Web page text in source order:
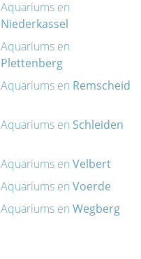
Aquariums en
Niederkassel
Aquariums en
Plettenberg
Aquariums en Remscheid
Aquariums en Schleiden
Aquariums en Velbert
Aquariums en Voerde
Aquariums en Wegberg